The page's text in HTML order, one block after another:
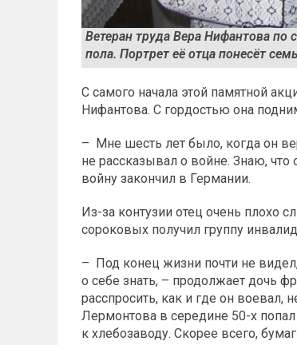
Ветеран труда Вера Нифантова
пола. Портрет её отца понесёт
С самого начала этой памятной
Нифантова. С гордостью она
– Мне шесть лет было, когда он
не рассказывал о войне. Знаю,
войну закончил в Германии.
Из-за контузии отец очень плохо
сороковых получил группу
– Под конец жизни почти не
о себе знать, – продолжает дочь
расспросить, как и где он
Лермонтова в середине 50-х
к хлебозаводу. Скорее всего,